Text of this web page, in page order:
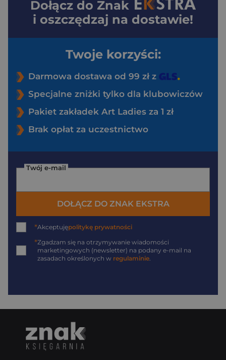
Dołącz do Znak
i oszczędzaj na dostawie!
Twoje korzyści:
Darmowa dostawa od 99 zł z
Specjalne zniżki tylko dla klubowiczów
Pakiet zakładek Art Ladies za 1 zł
Brak opłat za uczestnictwo
Twój e-mail
DOŁĄCZ DO ZNAK EKSTRA
*Akceptujępolitykę prywatności
*Zgadzam się na otrzymywanie wiadomości
marketingowych (newsletter) na podany e-mail na
zasadach określonych w regulaminie.